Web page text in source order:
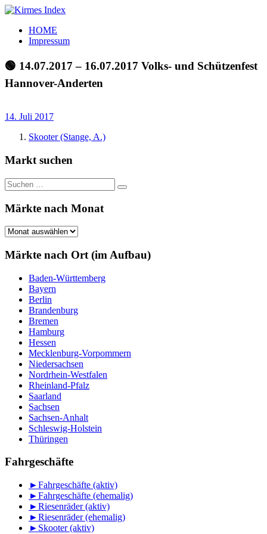
Zum
springen
Kirmes
Index
Tourpläne
der
letzten
Jahre
HOME
Impressum
🟢 14.07.2017 – 16.07.2017 Volks- und Schützenfest
Hannover-Anderten
14. Juli 2017
Skooter (Stange, A.)
Markt suchen
Suchen
nach:
Suchen
Märkte nach Monat
Märkte
Monat
Märkte nach Ort (im Aufbau)
Baden-Württemberg
Bayern
Berlin
Brandenburg
Bremen
Hamburg
Hessen
Mecklenburg-Vorpommern
Niedersachsen
Nordrhein-Westfalen
Rheinland-Pfalz
Saarland
Sachsen
Sachsen-Anhalt
Schleswig-Holstein
Thüringen
Fahrgeschäfte
►Fahrgeschäfte (aktiv)
►Fahrgeschäfte (ehemalig)
►Riesenräder (aktiv)
►Riesenräder (ehemalig)
► Skooter (aktiv)